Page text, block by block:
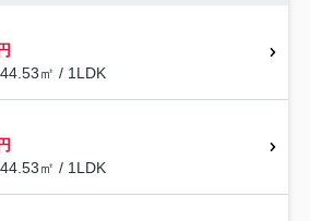
㎡ / 1LDK
㎡ / 1LDK